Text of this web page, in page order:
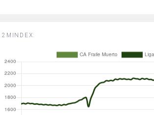
2MINDEX: